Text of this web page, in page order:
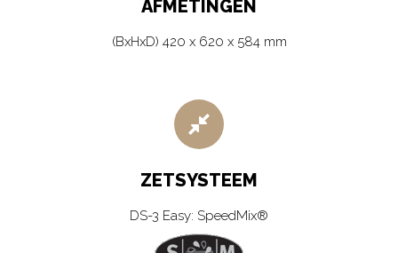
AFMETINGEN
(BxHxD) 420 x 620 x 584 mm
ZETSYSTEEM
DS-3 Easy: SpeedMix®